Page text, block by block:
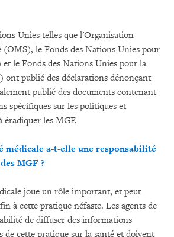
Unies telles que l'Organisation
(OMS), le Fonds des Nations Unies pour
le Fonds des Nations Unies pour la
ont publié des déclarations dénonçant
publié des documents contenant
spécifiques sur les politiques et
éradiquer les MGF.
médicale a-t-elle une responsabilité
MGF ?
joue un rôle important, et peut
à cette pratique néfaste. Les agents de
de diffuser des informations
de cette pratique sur la santé et doivent